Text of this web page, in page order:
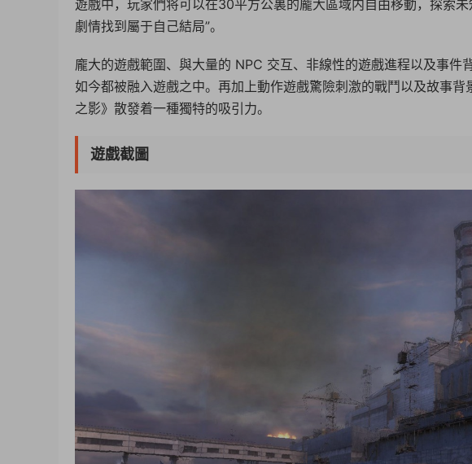
遊戲中，玩家們将可以在30平方公裏的龐大區域内自由移動，探索
劇情找到屬于自己結局”。
龐大的遊戲範圍、與大量的 NPC 交互、非線性的遊戲進程以及事件
如今都被融入遊戲之中。再加上動作遊戲驚險刺激的戰鬥以及故事
之影》散發着一種獨特的吸引力。
遊戲截圖